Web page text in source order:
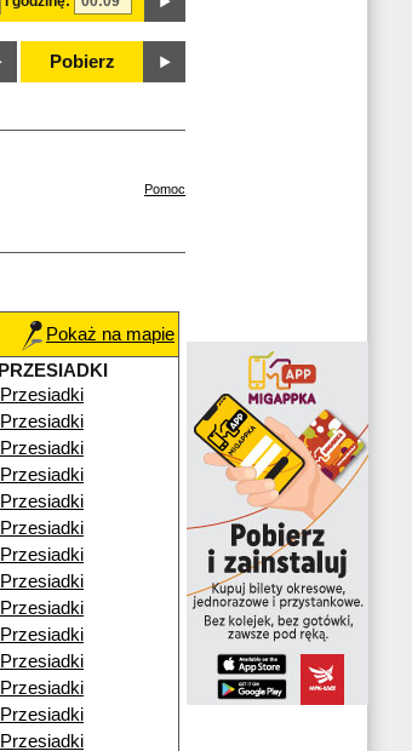
Pobierz
Pomoc
Pokaż na mapie
PRZESIADKI
Przesiadki
Przesiadki
Przesiadki
Przesiadki
Przesiadki
Przesiadki
Przesiadki
Przesiadki
Przesiadki
Przesiadki
Przesiadki
Przesiadki
Przesiadki
Przesiadki